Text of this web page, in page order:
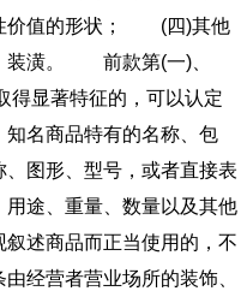
价值的形状； (四)其他
装潢。 前款第(一)、
得显著特征的，可以认定
名商品特有的名称、包
图形、型号，或者直接表
途、重量、数量以及其他
述商品而正当使用的，不
营者营业场所的装饰、